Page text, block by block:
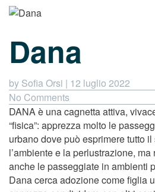
Dana
by Sofia Orsi | 12 luglio 2022
No Comments
DANA è una cagnetta attiva,
“fisica”: apprezza molto le
urbano dove può esprimere tutto
l’ambiente e la perlustrazione,
anche le passeggiate in ambienti
Dana cerca adozione come figlia